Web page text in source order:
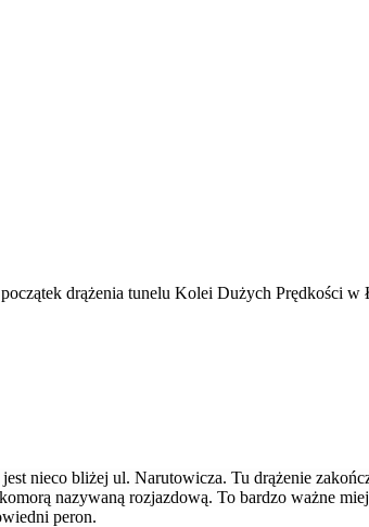
drążenia tunelu Kolei Dużych Prędkości w
nieco bliżej ul. Narutowicza. Tu drążenie
nazywaną rozjazdową. To bardzo ważne
peron.